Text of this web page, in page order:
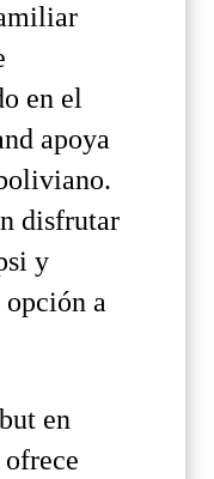
en el
apoya
disfrutar
y
a
en